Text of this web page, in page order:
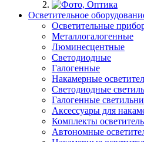
Осветительное
Осветительные
Металлогалогенные
Люминесцентные
Светодиодные
Галогенные
Накамерные
Светодиодные
Галогенные
Аксессуары для
Комплекты
Автономные